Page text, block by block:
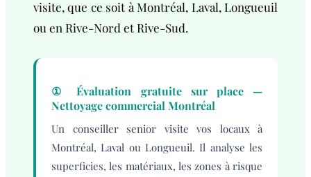
visite, que ce soit à Montréal, Laval, Longueuil
ou en Rive-Nord et Rive-Sud.
① Évaluation gratuite sur place —
Nettoyage commercial Montréal
Un conseiller senior visite vos locaux à
Montréal, Laval ou Longueuil. Il analyse les
superficies, les matériaux, les zones à risque